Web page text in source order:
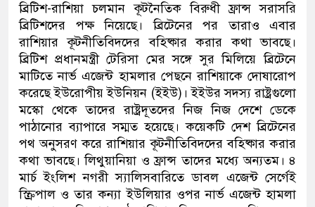
ব্রিটিশ-রাশিয়া চলমান কূটনৈতিক বিরুধী ফ্রান্স সরাসরি
ব্রিটিশদের পক্ষ নিয়েছে। ব্রিটেনের পর তারাও এবার
রাশিয়ার কূটনীতিবিদদের বহিষ্কার করার কথা ভাবছে।
ব্রিটিশ প্রধানমন্ত্রী টেরিসা মের সঙ্গে সুর মিলিয়ে ব্রিটেনে
মাটিতে নার্ভ এজেন্ট হামলার পেছনে রাশিয়াকে দোষারোপ
করেছে ইউরোপীয় ইউনিয়ন (ইইউ)। ইইউর সদস্য রাষ্ট্রগুলো
মস্কো থেকে তাদের রাষ্ট্রদূতদের নিজ নিজ দেশে ডেকে
পাঠানোর ব্যাপারে সম্মত হয়েছে। কয়েকটি দেশ ব্রিটেনের
পথ অনুসরণ করে রাশিয়ার কূটনীতিবিদদের বহিষ্কার করার
কথা ভাবছে। লিথুয়ানিয়া ও ফ্রান্স তাদের মধ্যে অন্যতম। ৪
মার্চ ইংলিশ নগরী স্যালিসবারিতে ডাবল এজেন্ট সের্গেই
স্ক্রিপাল ও তার কন্যা ইউলিয়ার ওপর নার্ভ এজেন্ট হামলা